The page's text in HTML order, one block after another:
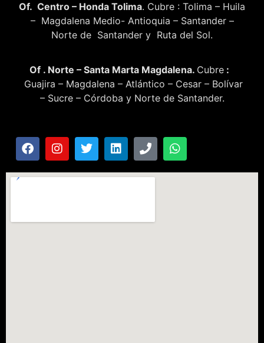
Of. Centro – Honda Tolima. Cubre : Tolima – Huila
– Magdalena Medio- Antioquia – Santander –
Norte de Santander y Ruta del Sol.
Of . Norte – Santa Marta Magdalena. Cubre :
Guajira – Magdalena – Atlántico – Cesar – Bolívar
– Sucre – Córdoba y Norte de Santander.